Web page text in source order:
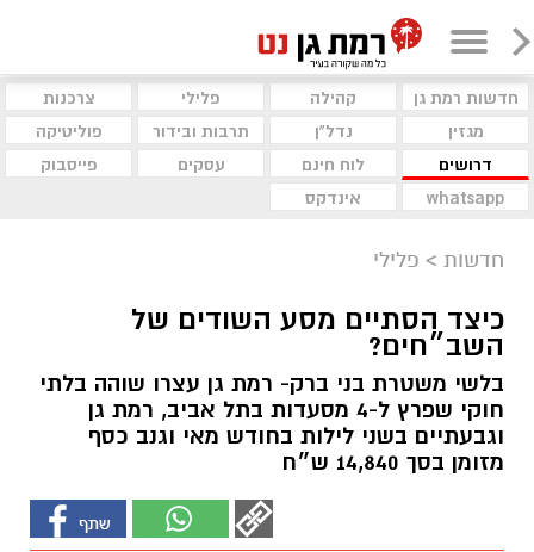
חדשות רמת גן קהילה פלילי
צרכנות
מגזין
נדל"ן תרבות ובידור
פוליטיקה
דרושים
לוח חינם עסקים
פייסבוק
whatsapp
אינדקס
חדשות > פלילי
כיצד הסתיים מסע השודים של
השב״חים?
בלשי משטרת בני ברק- רמת גן עצרו שוהה בלתי
חוקי שפרץ ל-4 מסעדות בתל אביב, רמת גן
וגבעתיים בשני לילות בחודש מאי וגנב כסף
מזומן בסך 14,840 ש״ח